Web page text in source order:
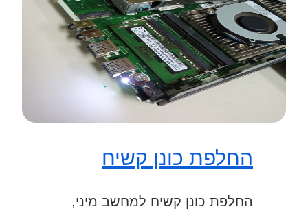
החלפת כונן קשיח
החלפת כונן קשיח למחשב מיני,